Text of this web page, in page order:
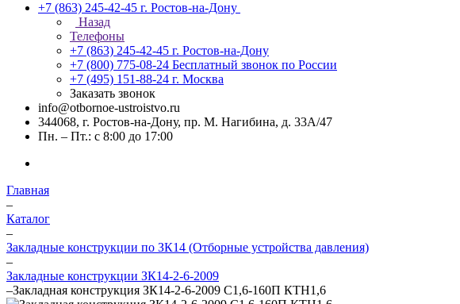
+7 (863) 245-42-45 г. Ростов-на-Дону
Назад
Телефоны
+7 (863) 245-42-45 г. Ростов-на-Дону
+7 (800) 775-08-24 Бесплатный звонок по России
+7 (495) 151-88-24 г. Москва
Заказать звонок
info@otbornoe-ustroistvo.ru
344068, г. Ростов-на-Дону, пр. М. Нагибина, д. 33А/47
Пн. – Пт.: с 8:00 до 17:00
Главная
–
Каталог
–
Закладные конструкции по ЗК14 (Отборные устройства давления)
–
Закладные конструкции ЗК14-2-6-2009
–Закладная конструкция ЗК14-2-6-2009 С1,6-160П КТН1,6